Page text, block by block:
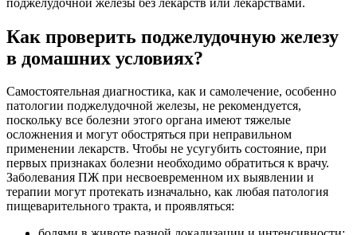
Как проверить поджелудочную железу
в домашних условиях?
Самостоятельная диагностика, как и самолечение, особенно
патологии поджелудочной железы, не рекомендуется,
поскольку все болезни этого органа имеют тяжелые
осложнения и могут обостряться при неправильном
применении лекарств. Чтобы не усугубить состояние, при
первых признаках болезни необходимо обратиться к врачу.
Заболевания ПЖ при несвоевременном их выявлении и
терапии могут протекать изначально, как любая патология
пищеварительного тракта, и проявляться: